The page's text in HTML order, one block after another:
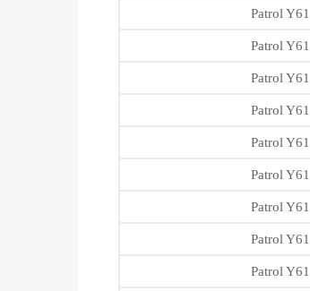
Patrol Y61
Patrol Y61
Patrol Y61
Patrol Y61
Patrol Y61
Patrol Y61
Patrol Y61
Patrol Y61
Patrol Y61